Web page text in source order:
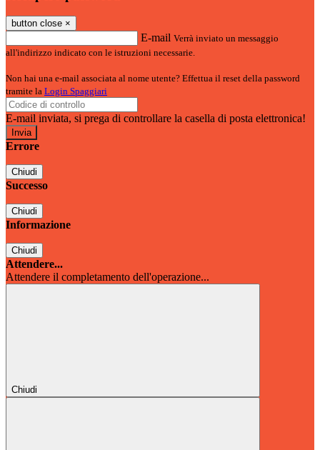
button close ×
E-mail Verrà inviato un messaggio
all'indirizzo indicato con le istruzioni necessarie.
Non hai una e-mail associata al nome utente? Effettua il reset della password
tramite la Login Spaggiari
E-mail inviata, si prega di controllare la casella di posta elettronica!
Errore
Chiudi
Successo
Chiudi
Informazione
Chiudi
Attendere...
Attendere il completamento dell'operazione...
Chiudi